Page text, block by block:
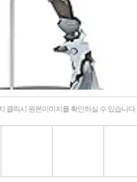
클릭시 원본이미지를 확인하실 수 있습니다